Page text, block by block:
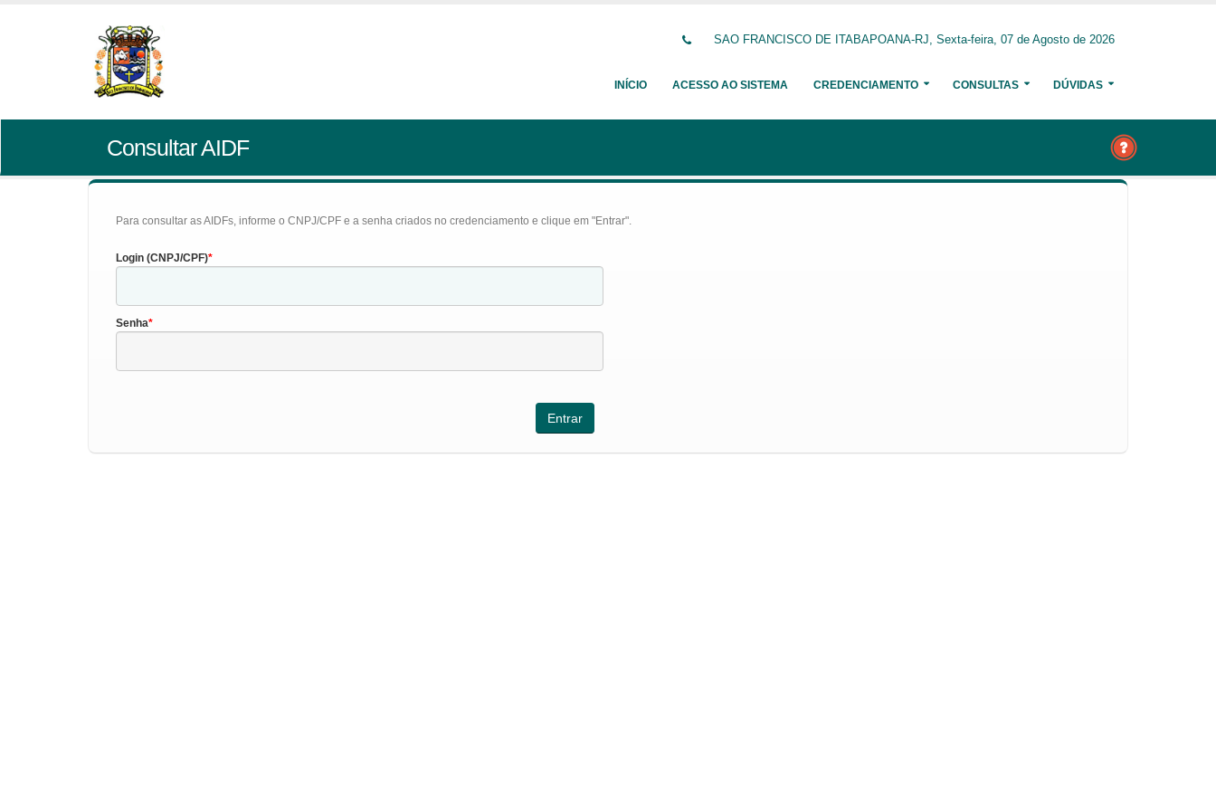
SAO FRANCISCO DE ITABAPOANA-RJ, Sexta-feira, 07 de Agosto de 2026
INÍCIO ACESSO AO SISTEMA CREDENCIAMENTO CONSULTAS DÚVIDAS
Consultar AIDF
Para consultar as AIDFs, informe o CNPJ/CPF e a senha criados no credenciamento e clique em "Entrar".
Login (CNPJ/CPF)
Senha